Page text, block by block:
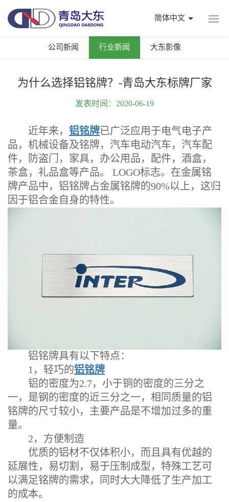
简体中文
公司新闻 行业新闻 大东影像
为什么选择铝铭牌？-青岛大东标牌厂家
发表时间：2020-06-19
近年来， 铝铭牌已广泛应用于电气电子产
品，机械设备及铭牌，汽车电动汽车，汽车配
件，防盗门，家具，办公用品，配件，酒盒，
茶盒，礼品盒等产品。 LOGO标志。在金属铭
牌产品中，铝铭牌占金属铭牌的90%以上，这归
因于铝合金自身的特性。
铝铭牌具有以下特点：
1，轻巧的铝铭牌
铝的密度为2.7，小于铜的密度的三分之
一，是钢的密度的近三分之一，相同质量的铝
铭牌的尺寸较小，主要产品是不增加过多的重
量。
2，方便制造
优质的铝材不仅体积小，而且具有优越的
延展性，易切割，易于压制成型，特殊工艺可
以满足铭牌的需求，同时大大降低了生产加工
的成本。